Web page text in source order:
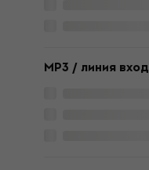
MP3 / линия вход